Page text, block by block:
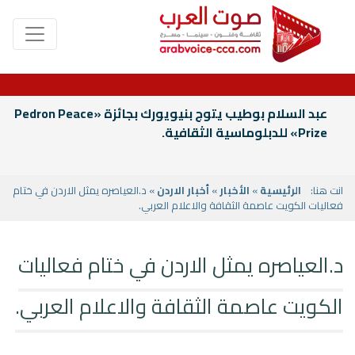
عبد السلام بوطيب يتوج بنيويورك بجائزة «Pedron Peace
Prize» للدبلوماسية الثقافية.
انت هنا: الرئيسية» الأخبار»أخبار الاردن» د.العياصره يمثل الاردن في ختام
فعاليات الكويت عاصمة الثقافة والاعلام العربي.
د.العياصره يمثل الاردن في ختام فعاليات
الكويت عاصمة الثقافة والاعلام العربي.